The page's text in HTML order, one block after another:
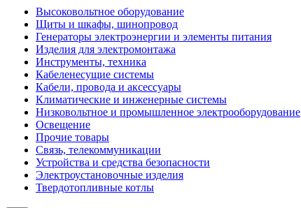
Высоковольтное оборудование
Щиты и шкафы, шинопровод
Генераторы электроэнергии и элементы питания
Изделия для электромонтажа
Инструменты, техника
Кабеленесущие системы
Кабели, провода и аксессуары
Климатические и инженерные системы
Низковольтное и промышленное электрооборудование
Освещение
Прочие товары
Связь, телекоммуникации
Устройства и средства безопасности
Электроустановочные изделия
Твердотопливные котлы